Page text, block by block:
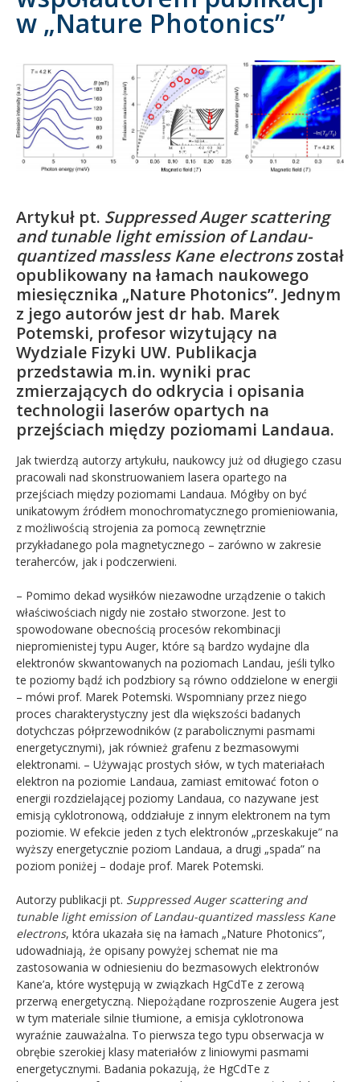
Kandydat
Absolwent
w „Nature Photonics”
Artykuł pt. Suppressed Auger scattering
and tunable light emission of Landau-
quantized massless Kane electronszostał
opublikowany na łamach naukowego
miesięcznika „Nature Photonics”. Jednym
z jego autorów jest dr hab. Marek
Potemski, profesor wizytujący na
Wydziale Fizyki UW. Publikacja
przedstawia m.in. wyniki prac
zmierzających do odkrycia i opisania
technologii laserów opartych na
przejściach między poziomami Landaua.
Jak twierdzą autorzy artykułu, naukowcy już od długiego czasu
pracowali nad skonstruowaniem lasera opartego na
przejściach między poziomami Landaua. Mógłby on być
unikatowym źródłem monochromatycznego promieniowania,
z możliwością strojenia za pomocą zewnętrznie
przykładanego pola magnetycznego – zarówno w zakresie
teraherców, jak i podczerwieni.
– Pomimo dekad wysiłków niezawodne urządzenie o takich
właściwościach nigdy nie zostało stworzone. Jest to
spowodowane obecnością procesów rekombinacji
niepromienistej typu Auger, które są bardzo wydajne dla
elektronów skwantowanych na poziomach Landau, jeśli tylko
te poziomy bądź ich podzbiory są równo oddzielone w energii
– mówi prof. Marek Potemski. Wspomniany przez niego
proces charakterystyczny jest dla większości badanych
dotychczas półprzewodników (z parabolicznymi pasmami
energetycznymi), jak również grafenu z bezmasowymi
elektronami. – Używając prostych słów, w tych materiałach
elektron na poziomie Landaua, zamiast emitować foton o
energii rozdzielającej poziomy Landaua, co nazywane jest
emisją cyklotronową, oddziałuje z innym elektronem na tym
poziomie. W efekcie jeden z tych elektronów „przeskakuje” na
wyższy energetycznie poziom Landaua, a drugi „spada” na
poziom poniżej – dodaje prof. Marek Potemski.
Autorzy publikacji pt. Suppressed Auger scattering and
tunable light emission of Landau-quantized massless Kane
electrons, która ukazała się na łamach „Nature Photonics”,
udowadniają, że opisany powyżej schemat nie ma
zastosowania w odniesieniu do bezmasowych elektronów
Kane’a, które występują w związkach HgCdTe z zerową
przerwą energetyczną. Niepożądane rozproszenie Augera jest
w tym materiale silnie tłumione, a emisja cyklotronowa
wyraźnie zauważalna. To pierwsza tego typu obserwacja w
obrębie szerokiej klasy materiałów z liniowymi pasmami
energetycznymi. Badania pokazują, że HgCdTe z